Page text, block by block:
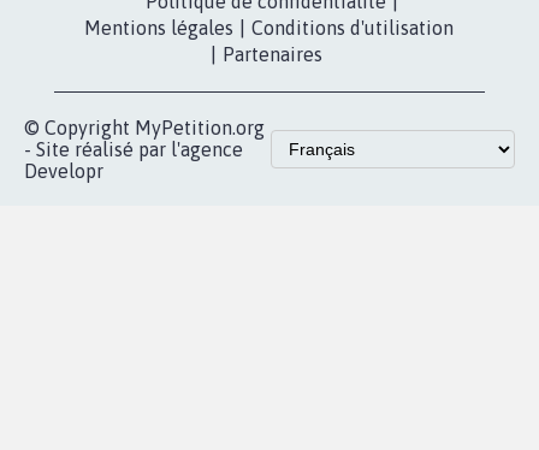
Mentions légales
Conditions d'utilisation
Partenaires
© Copyright MyPetition.org
- Site réalisé par l'agence
Developr